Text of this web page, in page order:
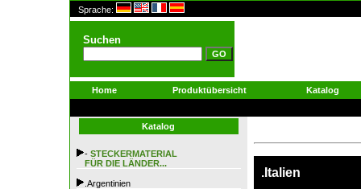
Sprache:
Suchen
Home Produktübersicht Katalog
Katalog
- STECKERMATERIAL
FÜR DIE LÄNDER...
.Argentinien
.Italien